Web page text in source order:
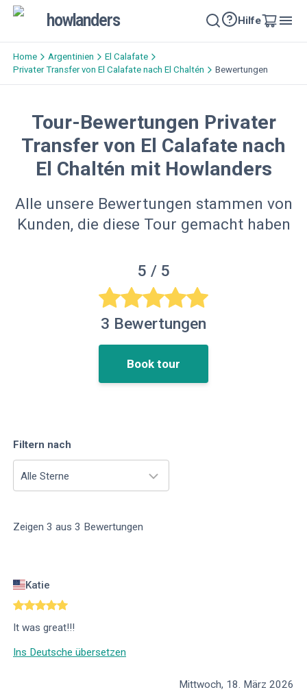
howlanders Hilfe
Home Argentinien
El Calafate
Privater Transfer von El Calafate nach El Chaltén
Bewertungen
Tour-Bewertungen Privater
Transfer von El Calafate nach
El Chaltén mit Howlanders
Alle unsere Bewertungen stammen von
Kunden, die diese Tour gemacht haben
5 / 5
3 Bewertungen
Book tour
Filtern nach
Alle Sterne
Zeigen 3 aus 3 Bewertungen
Katie
It was great!!!
Ins Deutsche übersetzen
Mittwoch, 18. März 2026